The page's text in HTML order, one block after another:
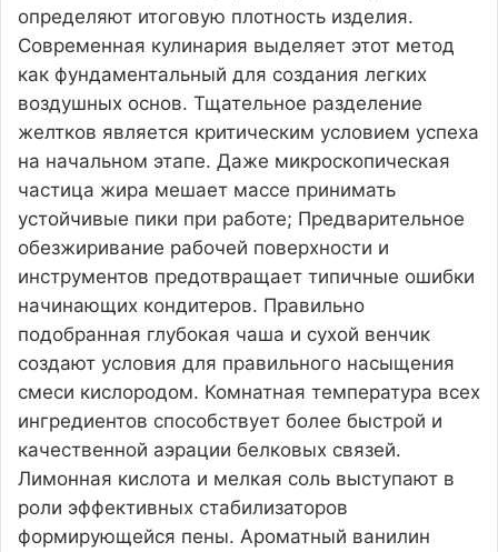
определяют итоговую плотность изделия.
Современная кулинария выделяет этот метод
как фундаментальный для создания легких
воздушных основ. Тщательное разделение
желтков является критическим условием успеха
на начальном этапе. Даже микроскопическая
частица жира мешает массе принимать
устойчивые пики при работе; Предварительное
обезжиривание рабочей поверхности и
инструментов предотвращает типичные ошибки
начинающих кондитеров. Правильно
подобранная глубокая чаша и сухой венчик
создают условия для правильного насыщения
смеси кислородом. Комнатная температура всех
ингредиентов способствует более быстрой и
качественной аэрации белковых связей.
Лимонная кислота и мелкая соль выступают в
роли эффективных стабилизаторов
формирующейся пены. Ароматный ванилин